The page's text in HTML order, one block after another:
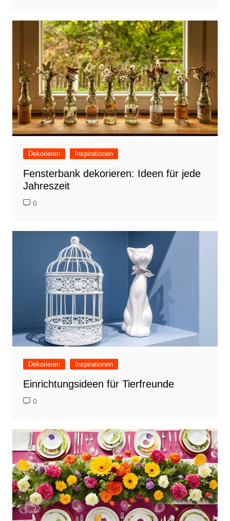
Dekorieren Inspirationen
Fensterbank dekorieren: Ideen für jede
Jahreszeit
0
Dekorieren Inspirationen
Einrichtungsideen für Tierfreunde
0